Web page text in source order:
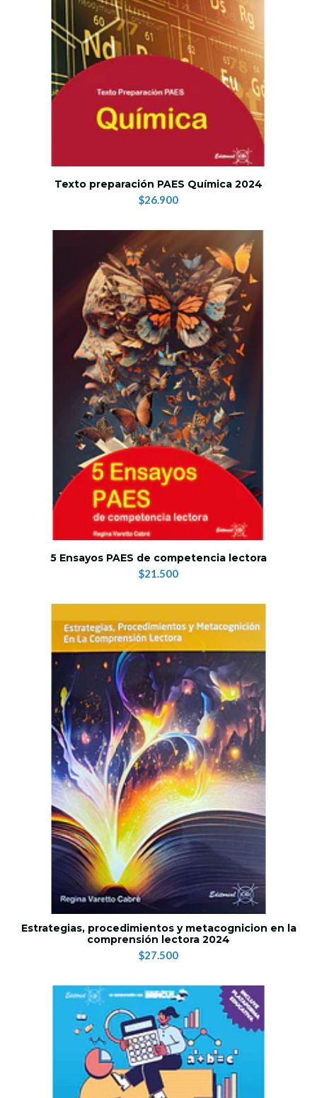
Texto preparación PAES Química 2024
$26.900
5 Ensayos PAES de competencia lectora
$21.500
Estrategias, procedimientos y metacognicion en la
comprensión lectora 2024
$27.500